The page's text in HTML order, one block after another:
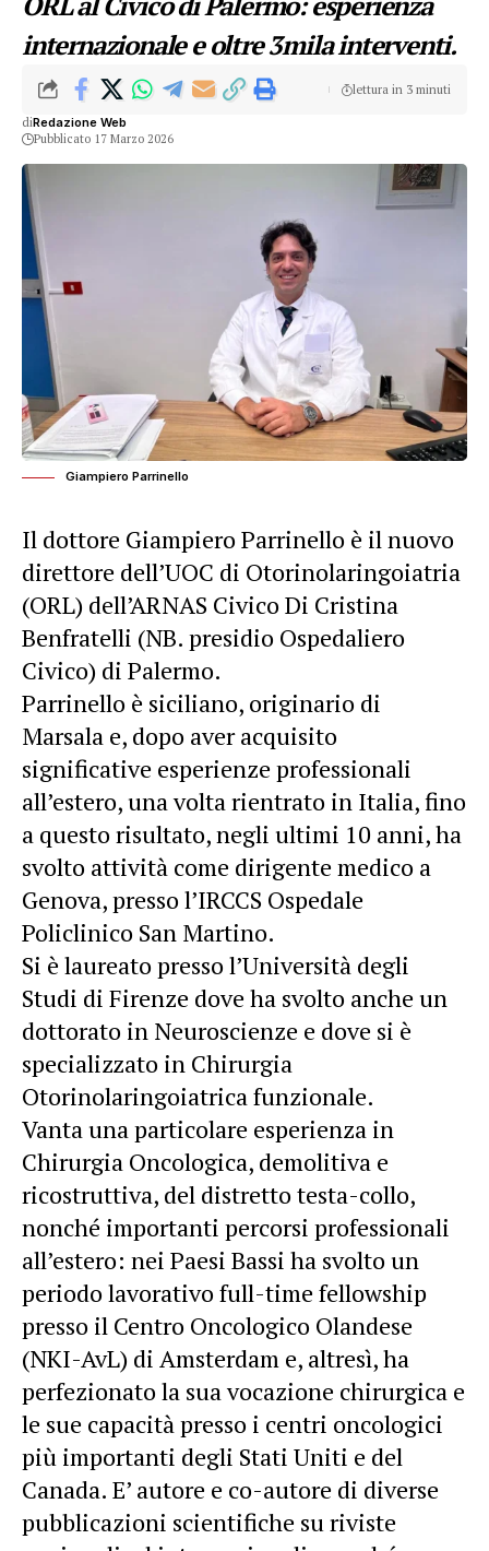
internazionale e oltre 3mila interventi.
diRedazione Web
Pubblicato 17 Marzo 2026
lettura in 3 minuti
Giampiero Parrinello
Il dottore Giampiero Parrinello è il nuovo
direttore dell’UOC di Otorinolaringoiatria
(ORL) dell’ARNAS Civico Di Cristina
Benfratelli (NB. presidio Ospedaliero
Civico) di Palermo.
Parrinello è siciliano, originario di
Marsala e, dopo aver acquisito
significative esperienze professionali
all’estero, una volta rientrato in Italia, fino
a questo risultato, negli ultimi 10 anni, ha
svolto attività come dirigente medico a
Genova, presso l’IRCCS Ospedale
Policlinico San Martino.
Si è laureato presso l’Università degli
Studi di Firenze dove ha svolto anche un
dottorato in Neuroscienze e dove si è
specializzato in Chirurgia
Otorinolaringoiatrica funzionale.
Vanta una particolare esperienza in
Chirurgia Oncologica, demolitiva e
ricostruttiva, del distretto testa-collo,
nonché importanti percorsi professionali
all’estero: nei Paesi Bassi ha svolto un
periodo lavorativo full-time fellowship
presso il Centro Oncologico Olandese
(NKI-AvL) di Amsterdam e, altresì, ha
perfezionato la sua vocazione chirurgica e
le sue capacità presso i centri oncologici
più importanti degli Stati Uniti e del
Canada. E’ autore e co-autore di diverse
pubblicazioni scientifiche su riviste